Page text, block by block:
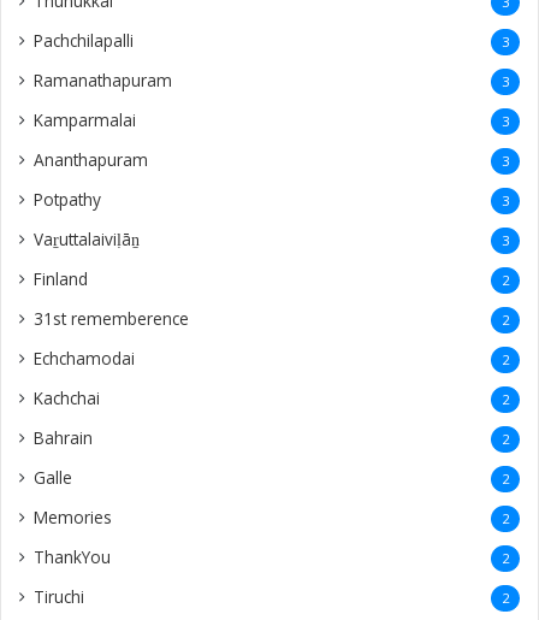
Pachchilapalli 3
Ramanathapuram 3
Kamparmalai 3
Ananthapuram 3
‎Potpathy 3
Vaṟuttalaiviḷāṉ 3
Finland 2
31st rememberence 2
Echchamodai 2
Kachchai 2
Bahrain 2
Galle 2
Memories 2
ThankYou 2
Tiruchi 2